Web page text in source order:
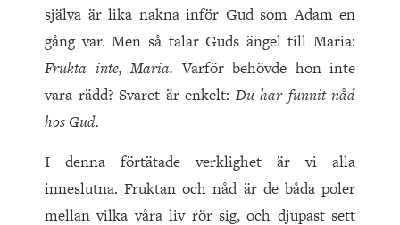
själva är lika nakna inför Gud som Adam en
gång var. Men så talar Guds ängel till Maria:
Frukta inte, Maria.Varför behövde hon inte
vara rädd? Svaret är enkelt: Du har funnit nåd
hos Gud.
I denna förtätade verklighet är vi alla
inneslutna. Fruktan och nåd är de båda poler
mellan vilka våra liv rör sig, och djupast sett